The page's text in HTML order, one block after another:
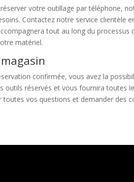
votre outillage par téléphone,
Contactez notre service clientèle
tout au long du
matériel.
confirmée, vous avez la
outils réservés et vous fournira toutes
toutes vos questions et demander des